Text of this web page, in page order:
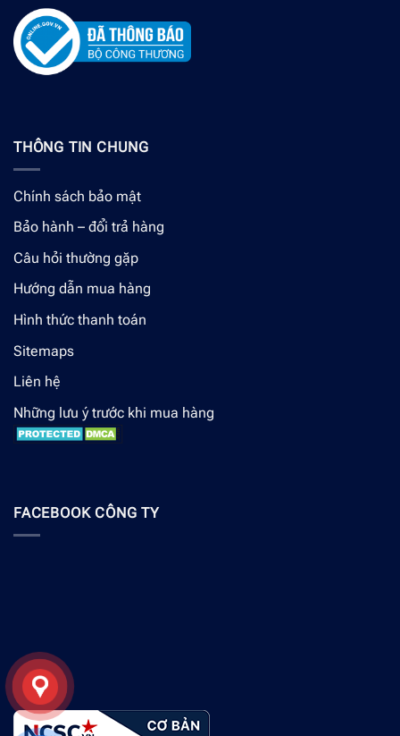
THÔNG TIN CHUNG
Chính sách bảo mật
Bảo hành – đổi trả hàng
Câu hỏi thường gặp
Hướng dẫn mua hàng
Hình thức thanh toán
Sitemaps
Liên hệ
Những lưu ý trước khi mua hàng
FACEBOOK CÔNG TY